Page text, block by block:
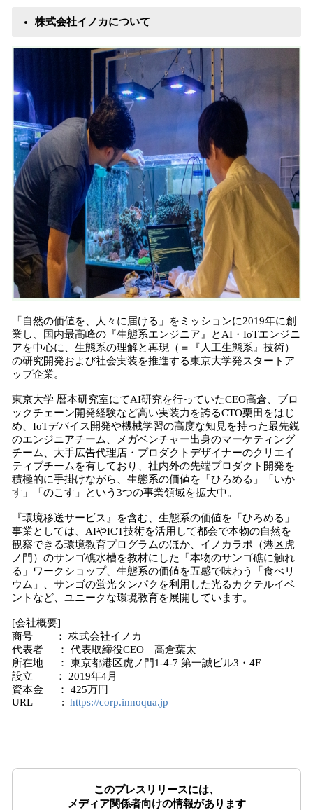
株式会社イノカについて
「自然の価値を、人々に届ける」をミッションに2019年に創
業し、国内最高峰の『生態系エンジニア』とAI・IoTエンジニ
アを中心に、生態系の理解と再現（＝『人工生態系』技術）
の研究開発および社会実装を推進する東京大学発スタートア
ップ企業。
東京大学 暦本研究室にてAI研究を行っていたCEO高倉、ブロ
ックチェーン開発経験など高い実装力を誇るCTO栗田をはじ
め、IoTデバイス開発や機械学習の高度な知見を持った最先鋭
のエンジニアチーム、メガベンチャー出身のマーケティング
チーム、大手広告代理店・プロダクトデザイナーのクリエイ
ティブチームを有しており、社内外の先端プロダクト開発を
積極的に手掛けながら、生態系の価値を「ひろめる」「いか
す」「のこす」という3つの事業領域を拡大中。
『環境移送サービス』を含む、生態系の価値を「ひろめる」
事業としては、AIやICT技術を活用して都会で本物の自然を
観察できる環境教育プログラムのほか、イノカラボ（港区虎
ノ門）のサンゴ礁水槽を教材にした「本物のサンゴ礁に触れ
る」ワークショップ、生態系の価値を五感で味わう「食べリ
ウム」、サンゴの蛍光タンパクを利用した光るカクテルイベ
ントなど、ユニークな環境教育を展開しています。
[会社概要]
商号 ： 株式会社イノカ
代表者 ： 代表取締役CEO 高倉葉太
所在地 ： 東京都港区虎ノ門1-4-7 第一誠ビル3・4F
設立 ： 2019年4月
資本金 ： 425万円
URL : https://corp.innoqua.jp
このプレスリリースには、
メディア関係者向けの情報があります